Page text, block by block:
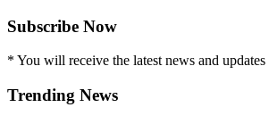
Subscribe Now
* You will receive the latest news and
Trending News